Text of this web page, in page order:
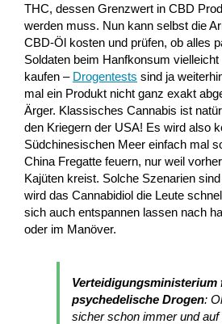
THC, dessen Grenzwert in CBD
werden muss. Nun kann selbst die
CBD-Öl kosten und prüfen, ob alles
Soldaten beim Hanfkonsum
kaufen – Drogentests sind ja
mal ein Produkt nicht ganz exakt
Ärger. Klassisches Cannabis ist
den Kriegern der USA! Es wird also
Südchinesischen Meer einfach mal
China Fregatte feuern, nur weil
Kajüten kreist. Solche Szenarien
wird das Cannabidiol die Leute
sich auch entspannen lassen nach
oder im Manöver.
Verteidigungsministerium
psychedelische Drogen:
sicher schon immer und auf